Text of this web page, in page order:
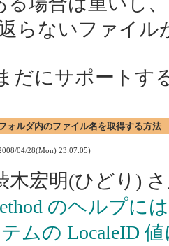
返らないファイ
だにサポートす
ォルダ内のファイル名を取得する方法
04/28(Mon) 23:07:05)
木宏明(ひどり)
のヘルプには
テムの LocaleID